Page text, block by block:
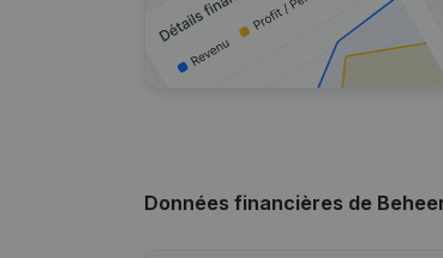
Données financières de